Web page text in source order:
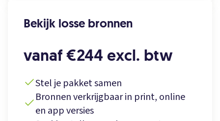
Bekijk losse bronnen
vanaf €244 excl. btw
Stel je pakket samen
Bronnen verkrijgbaar in print, online
en app versies